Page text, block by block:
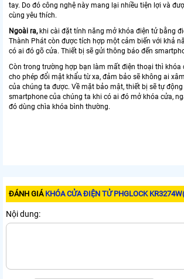
tay. Do đó công nghệ này mang lại nhiều tiện lợi và
cùng yêu thích.
Ngoài ra,khi cài đặt tính năng mở khóa điện tử bằng
Thành Phát còn được tích hợp một cảm biến với khả
có ai đó gõ cửa. Thiết bị sẽ gửi thông báo đến
Còn trong trường hợp bạn làm mất điện thoại thì khóa
cho phép đổi mật khẩu từ xa, đảm bảo sẽ không ai
của chúng ta được. Về mặt bảo mật, thiết bị sẽ tự
smartphone của chúng ta khi có ai đó mở khóa cửa,
đó dùng chìa khóa bình thường.
ĐÁNH GIÁ KHÓA CỬA ĐIỆN TỬ PHGLOCK
Nội dung: